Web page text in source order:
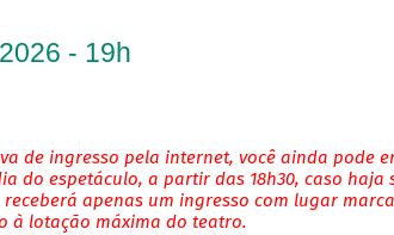
- 19h
de ingresso pela internet, você ainda pode
do espetáculo, a partir das 18h30, caso
apenas um ingresso com lugar
à lotação máxima do teatro.